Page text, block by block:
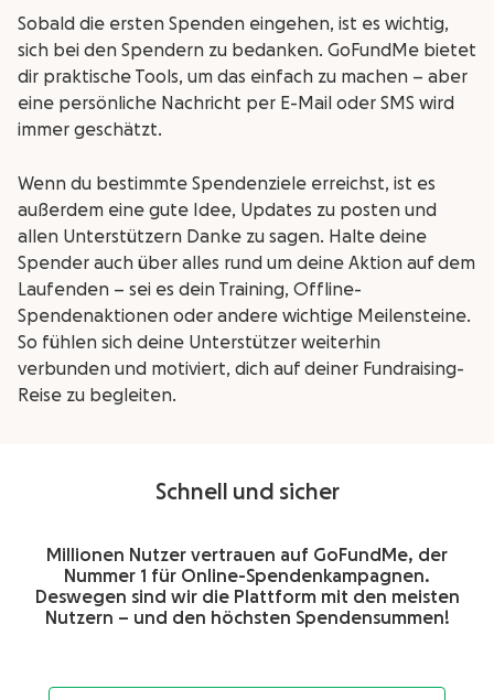
Sobald die ersten Spenden eingehen, ist es wichtig,
sich bei den Spendern zu bedanken. GoFundMe bietet
dir praktische Tools, um das einfach zu machen – aber
eine persönliche Nachricht per E-Mail oder SMS wird
immer geschätzt.
Wenn du bestimmte Spendenziele erreichst, ist es
außerdem eine gute Idee, Updates zu posten und
allen Unterstützern Danke zu sagen. Halte deine
Spender auch über alles rund um deine Aktion auf dem
Laufenden – sei es dein Training, Offline-
Spendenaktionen oder andere wichtige Meilensteine.
So fühlen sich deine Unterstützer weiterhin
verbunden und motiviert, dich auf deiner Fundraising-
Reise zu begleiten.
Schnell und sicher
Millionen Nutzer vertrauen auf GoFundMe, der
Nummer 1 für Online-Spendenkampagnen.
Deswegen sind wir die Plattform mit den meisten
Nutzern – und den höchsten Spendensummen!